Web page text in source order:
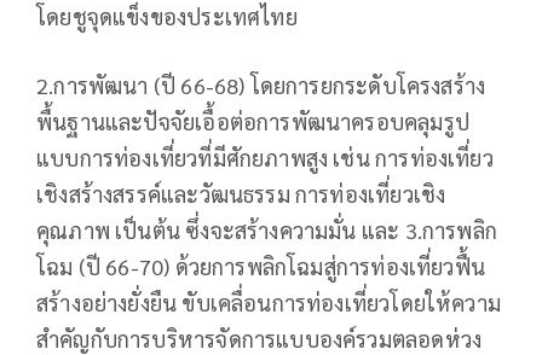
โดยชูจุดแข็งของประเทศไทย
2.การพัฒนา (ปี 66-68) โดยการยกระดับโครงสร้าง
พื้นฐานและปัจจัยเอื้อต่อการพัฒนาครอบคลุมรูป
แบบการท่องเที่ยวที่มีศักยภาพสูง เช่น การท่องเที่ยว
เชิงสร้างสรรค์และวัฒนธรรม การท่องเที่ยวเชิง
คุณภาพ เป็นต้น ซึ่งจะสร้างความมั่น และ 3.การพลิก
โฉม (ปี 66-70) ด้วยการพลิกโฉมสู่การท่องเที่ยวฟื้น
สร้างอย่างยั่งยืน ขับเคลื่อนการท่องเที่ยวโดยให้ความ
สำคัญกับการบริหารจัดการแบบองค์รวมตลอดห่วง